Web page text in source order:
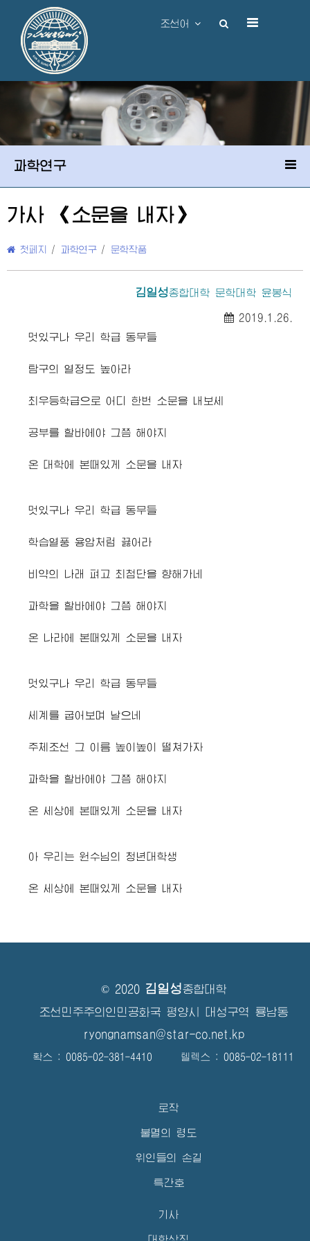
조선어
과학연구
가사 《소문을 내자》
첫페지 / 과학연구 / 문학작품
김일성종합대학 문학대학 윤봉식
2019.1.26.
멋있구나 우리 학급 동무들
탐구의 열정도 높아라
최우등학급으로 어디 한번 소문을 내보세
공부를 할바에야 그쯤 해야지
온 대학에 본때있게 소문을 내자
멋있구나 우리 학급 동무들
학습열풍 용암처럼 끓어라
비약의 나래 펴고 최첨단을 향해가네
과학을 할바에야 그쯤 해야지
온 나라에 본때있게 소문을 내자
멋있구나 우리 학급 동무들
세계를 굽어보며 날으네
주체조선 그 이름 높이높이 떨쳐가자
과학을 할바에야 그쯤 해야지
온 세상에 본때있게 소문을 내자
아 우리는 원수님 의 청년대학생
온 세상에 본때있게 소문을 내자
© 2020 김일성종합대학
조선민주주의인민공화국 평양시 대성구역 룡남동
ryongnamsan@star-co.net.kp
확스 : 0085-02-381-4410 텔렉스 : 0085-02-18111
로작
불멸의 령도
위인들의 손길
특간호
기사